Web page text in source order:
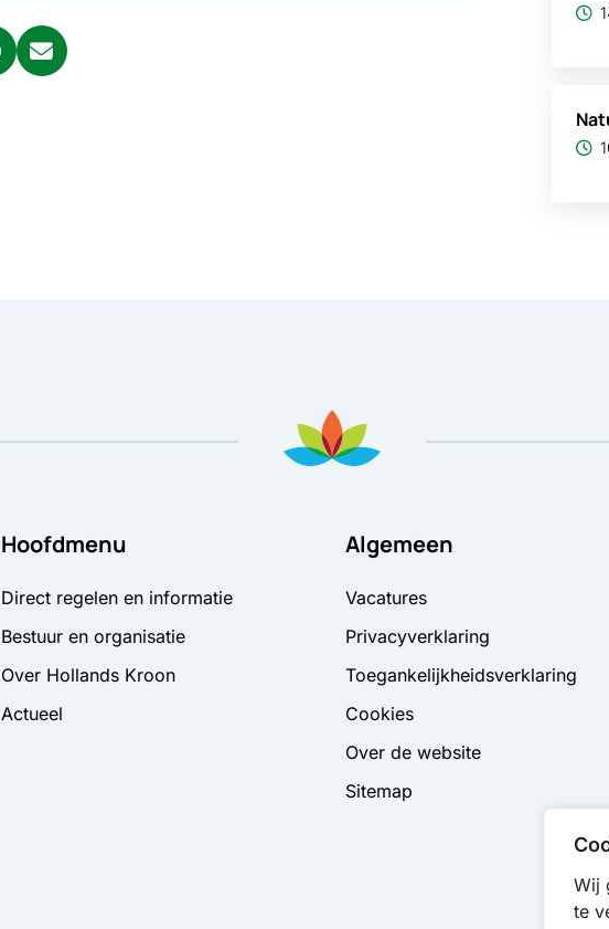
Wij
te
Hoofdmenu
Direct regelen en informatie
Bestuur en organisatie
Over Hollands Kroon
Actueel
Algemeen
Vacatures
Privacyverklaring
Toegankelijkheidsverklaring
Cookies
Over de website
Sitemap